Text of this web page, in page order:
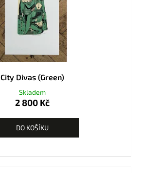
City Divas (Green)
Skladem
2 800 Kč
DO KOŠÍKU